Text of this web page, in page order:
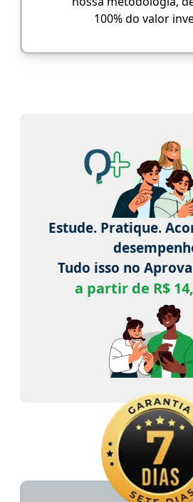
100% do valor
Estude. Pratique.
Tudo isso no
a partir de R$